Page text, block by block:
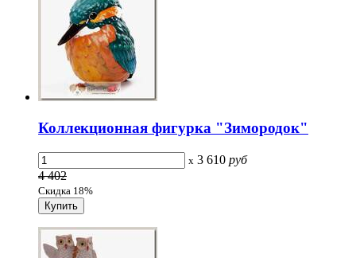
Коллекционная фигурка "Зимородок"
x 3 610 руб
4 402
Скидка 18%